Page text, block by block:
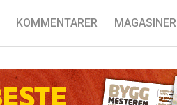
KOMMENTARER MAGASINER